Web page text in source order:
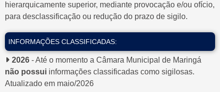
hierarquicamente superior, mediante provocação e/ou ofício,
para desclassificação ou redução do prazo de sigilo.
INFORMAÇÕES CLASSIFICADAS:
2026 - Até o momento a Câmara Municipal de Maringá
não possui informações classificadas como sigilosas.
Atualizado em maio/2026